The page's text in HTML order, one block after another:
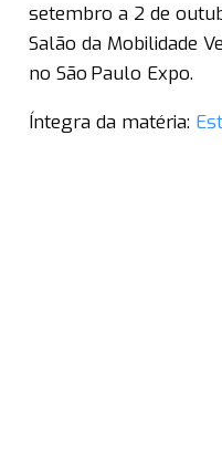
setembro a 2 de
Salão da Mobilidade
no São Paulo Expo.
Íntegra da matéria: